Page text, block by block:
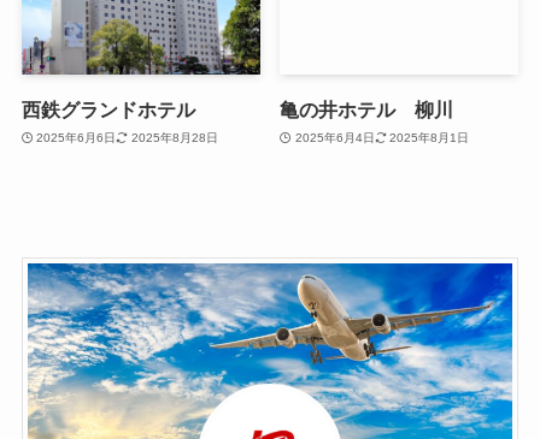
西鉄グランドホテル
2025年6月6日 2025年8月28日
亀の井ホテル 柳川
2025年6月4日 2025年8月1日